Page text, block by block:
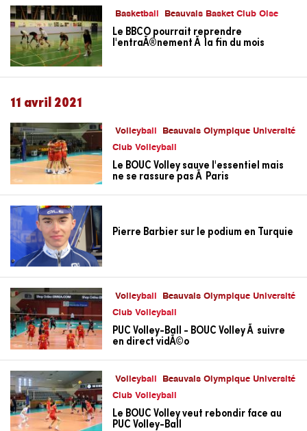
Basketball Beauvais Basket Club Oise
Le BBCO pourrait reprendre
l'entraÃ®nement Ã la fin du mois
11 avril 2021
Volleyball
Beauvais Olympique Université
Club Volleyball
Le BOUC Volley sauve l'essentiel mais
ne se rassure pas Ã Paris
Pierre Barbier sur le podium en Turquie
Volleyball
Beauvais Olympique Université
Club Volleyball
PUC Volley-Ball - BOUC Volley Ã suivre
en direct vidÃ©o
Volleyball
Beauvais Olympique Université
Club Volleyball
Le BOUC Volley veut rebondir face au
PUC Volley-Ball